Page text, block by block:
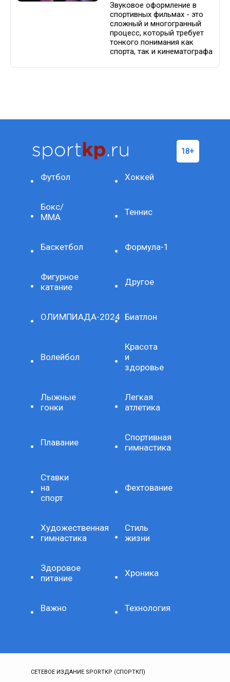
Звуковое оформление в
спортивных фильмах - это
сложный и многогранный
процесс, который требует
тонкого понимания как
спорта, так и кинематографа
Футбол Хоккей
Бокс/
ММА
Теннис
Баскетбол Формула-1
Фигурное
катание
Другое
ОЛИМПИАДА-2024 Биатлон
Волейбол
Красота
и
здоровье
Лыжные
гонки
Легкая
атлетика
Плавание
Спортивная
гимнастика
Ставки
на
спорт
Фехтование
Художественная
гимнастика
Стиль
жизни
Здоровое
питание
Хроника
Важно Технология
СЕТЕВОЕ ИЗДАНИЕ SPORTKP (СПОРТКП)